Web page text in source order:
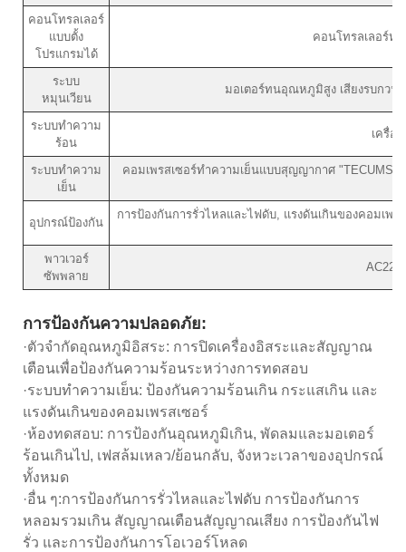
คอนโทรลเลอร์
แบบตั้ง
โปรแกรมได้
คอนโทรลเลอร์ห
ระบบ
หมุนเวียน
มอเตอร์ทนอุณหภูมิสูง เสียงรบกวน
ระบบทำความ
ร้อน
เครื่อ
ระบบทำความ
เย็น
คอมเพรสเซอร์ทำความเย็นแบบสุญญากาศ
อุปกรณ์ป้องกัน
การป้องกันการรั่วไหลและไฟดับ, แรงดันเกินของคอมเพ
พาวเวอร์
ซัพพลาย
การป้องกันความปลอดภัย:
·ตัวจำกัดอุณหภูมิอิสระ: การปิดเครื่องอิสระและสัญญาณ
เตือนเพื่อป้องกันความร้อนระหว่างการทดสอบ
·ระบบทำความเย็น: ป้องกันความร้อนเกิน กระแสเกิน และ
แรงดันเกินของคอมเพรสเซอร์
·ห้องทดสอบ: การป้องกันอุณหภูมิเกิน, พัดลมและมอเตอร์
ร้อนเกินไป, เฟสล้มเหลว/ย้อนกลับ, จังหวะเวลาของอุปกรณ์
ทั้งหมด
·อื่น ๆ:การป้องกันการรั่วไหลและไฟดับ การป้องกันการ
หลอมรวมเกิน สัญญาณเตือนสัญญาณเสียง การป้องกันไฟ
รั่ว และการป้องกันการโอเวอร์โหลด